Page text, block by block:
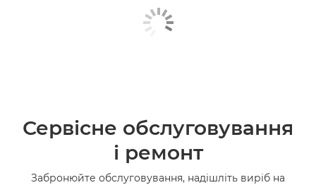
Сервісне обслуговування
і ремонт
Забронюйте обслуговування, надішліть виріб на